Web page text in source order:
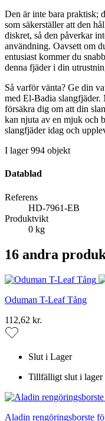
Den är inte bara praktisk;
som säkerställer att den
diskret, så den påverkar
användning. Oavsett om
entusiast kommer du
denna fjäder i din
Så varför vänta? Ge din
med El-Badia
försäkra dig om att din
kan njuta av en mjuk och
slangfjäder idag och
I lager 994 objekt
Datablad
Referens
HD-7961-EB
Produktvikt
0 kg
16 andra
Oduman T-Leaf Tång
112,62 kr.
Slut i Lager
Tillfälligt slut i lager
Aladin rengöringsborste